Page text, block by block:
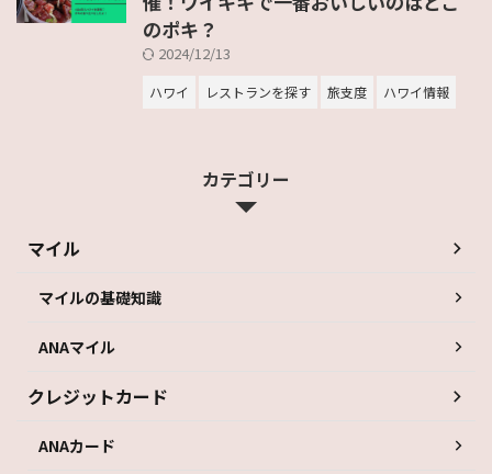
のポキ？
2024/12/13
ハワイ レストランを探す 旅支度 ハワイ情報
カテゴリー
マイル
マイルの基礎知識
ANAマイル
クレジットカード
ANAカード